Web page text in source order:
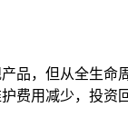
品，但从全生
费用减少，投资